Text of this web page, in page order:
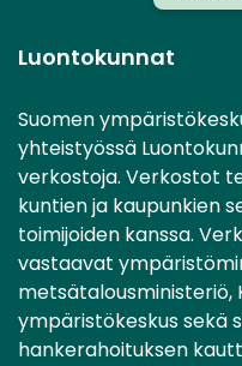
Luontokunnat
Suomen
yhteistyössä
verkostoja. Verkostot
kuntien ja kaupunkien
toimijoiden kanssa.
vastaavat
metsätalousministeriö,
ympäristökeskus sekä
hankerahoituksen